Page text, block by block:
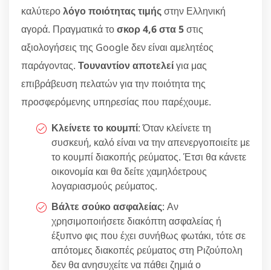
καλύτερολόγο ποιότητας τιμήςστην Ελληνική
αγορά. Πραγματικά τοσκορ 4,6 στα 5στις
αξιολογήσεις της Google δεν είναι αμελητέος
παράγοντας. Τουναντίον αποτελείγια μας
επιβράβευση πελατών για την ποιότητα της
προσφερόμενης υπηρεσίας που παρέχουμε.
Κλείνετε το κουμπί: Όταν κλείνετε τη
συσκευή, καλό είναι να την απενεργοποιείτε με
το κουμπί διακοπής ρεύματος. Έτσι θα κάνετε
οικονομία και θα δείτε χαμηλόετρους
λογαριασμούς ρεύματος.
Βάλτε σούκο ασφαλείας: Αν
χρησιμοποιήσετε διακόπτη ασφαλείας ή
έξυπνο φις που έχει συνήθως φωτάκι, τότε σε
απότομες διακοπές ρεύματος στη Ριζούπολη
δεν θα ανησυχείτε να πάθει ζημιά ο